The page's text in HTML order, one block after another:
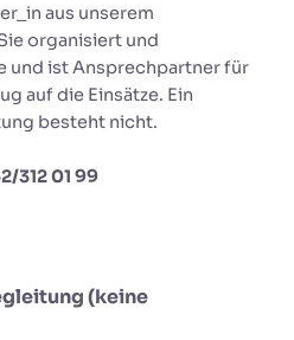
aus unserem
organisiert und
und ist Ansprechpartner für
auf die Einsätze. Ein
besteht nicht.
312 01 99
(keine